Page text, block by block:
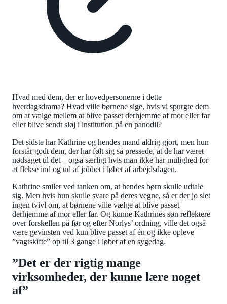
Hvad med dem, der er hovedpersonerne i dette
hverdagsdrama? Hvad ville børnene sige, hvis vi spurgte dem
om at vælge mellem at blive passet derhjemme af mor eller far
eller blive sendt sløj i institution på en panodil?
Det sidste har Kathrine og hendes mand aldrig gjort, men hun
forstår godt dem, der har følt sig så pressede, at de har været
nødsaget til det – også særligt hvis man ikke har mulighed for
at flekse ind og ud af jobbet i løbet af arbejdsdagen.
Kathrine smiler ved tanken om, at hendes børn skulle udtale
sig. Men hvis hun skulle svare på deres vegne, så er der jo slet
ingen tvivl om, at børnene ville vælge at blive passet
derhjemme af mor eller far. Og kunne Kathrines søn reflektere
over forskellen på før og efter Norlys’ ordning, ville det også
være gevinsten ved kun blive passet af én og ikke opleve
”vagtskifte” op til 3 gange i løbet af en sygedag.
”Det er der rigtig mange
virksomheder, der kunne lære noget
af”